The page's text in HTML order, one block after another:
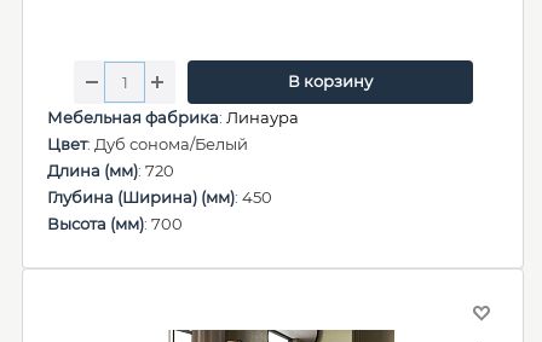
В корзину
Мебельная фабрика: Линаура
Цвет: Дуб сонома/Белый
Длина (мм): 720
Глубина (Ширина) (мм): 450
Высота (мм): 700